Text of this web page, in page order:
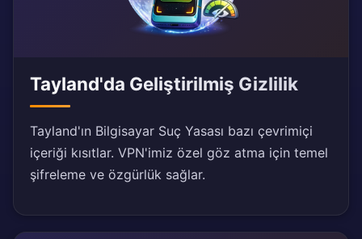
Tayland'da Geliştirilmiş Gizlilik
Tayland'ın Bilgisayar Suç Yasası bazı çevrimiçi
içeriği kısıtlar. VPN'imiz özel göz atma için temel
şifreleme ve özgürlük sağlar.